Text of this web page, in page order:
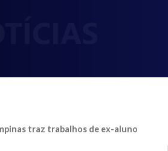
traz trabalhos de ex-aluno